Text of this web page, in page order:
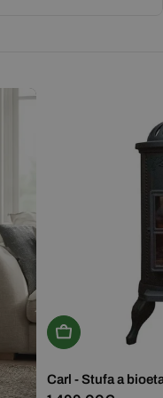
Aggiungi Al
Carl - Stufa a